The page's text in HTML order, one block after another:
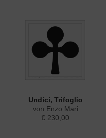
Undici, Trifoglio
von Enzo Mari
€ 230,00